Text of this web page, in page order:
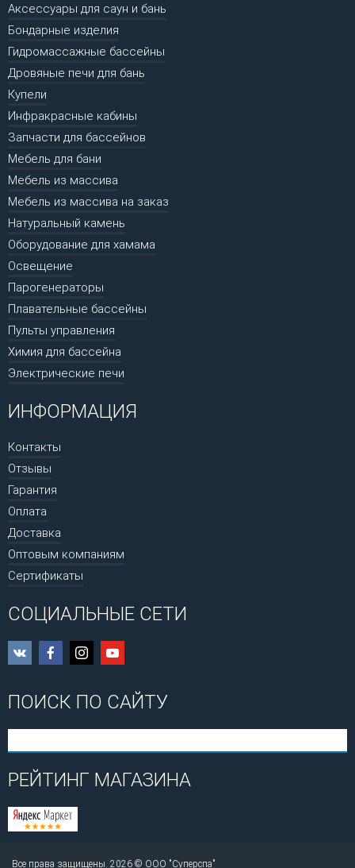
Аксессуары для саун и бань
Бондарные изделия
Гидромассажные бассейны
Дровяные печи для бань
Купели
Инфракрасные кабины
Запчасти для бассейнов
Мебель для бани
Мебель из массива
Мебель из массива на заказ
Натуральный камень
Оборудование для хамама
Освещение
Парогенераторы
Плавательные бассейны
Пульты управления
Химия для бассейна
Электрические печи
ИНФОРМАЦИЯ
Контакты
Отзывы
Гарантия
Оплата
Доставка
Оптовым компаниям
Сертификаты
СОЦИАЛЬНЫЕ СЕТИ
ПОИСК ПО САЙТУ
РЕЙТИНГ МАГАЗИНА
Все права защищены. 2026 © ООО "Суперспа"